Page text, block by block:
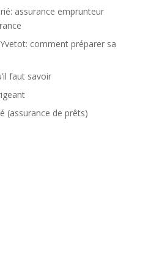
assurance emprunteur
comment préparer sa
faut savoir
(assurance de prêts)